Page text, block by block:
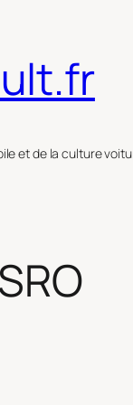
et de la culture